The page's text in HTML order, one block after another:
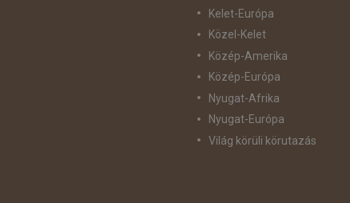
Kelet-Európa
Közel-Kelet
Közép-Amerika
Közép-Európa
Nyugat-Afrika
Nyugat-Európa
Világ körüli körutazás